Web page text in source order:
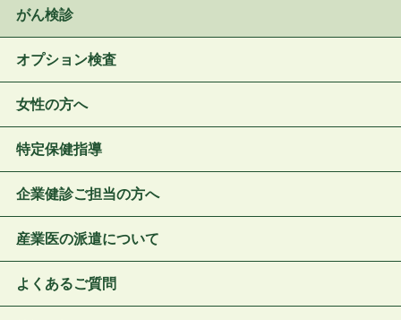
がん検診
オプション検査
女性の方へ
特定保健指導
企業健診ご担当の方へ
産業医の派遣について
よくあるご質問